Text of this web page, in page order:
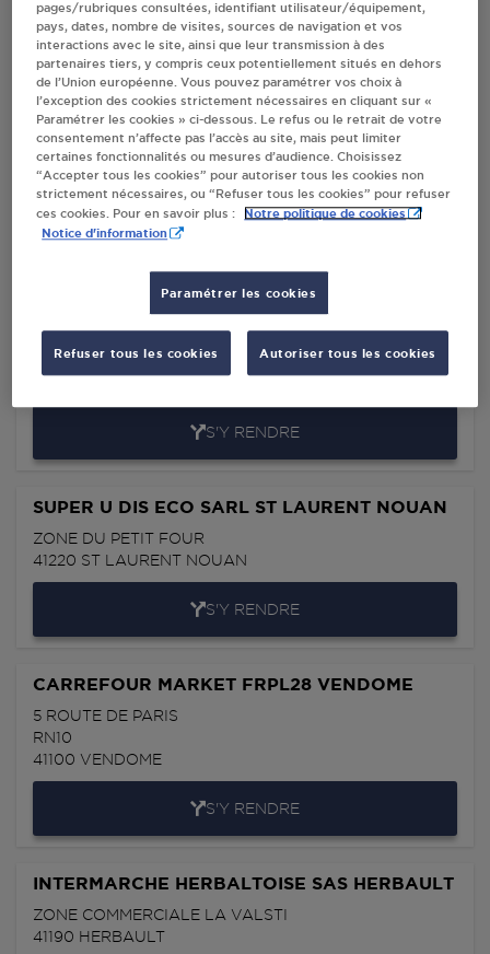
41000VILLEBAROU
S'Y RENDRE
PROXI SERVICE BOUDENB LAHCEN ST
AMAND LONGPRE
3 RUE RONSARD
ST AMAND LONGPRE
SUPER U - BELORDIS MER
53 ROUTE NATIONALE
S'Y RENDRE
SUPER U DIS ECO SARL ST LAURENT NOUAN
ZONE DU PETIT FOUR
41220 ST LAURENT NOUAN
S'Y RENDRE
CARREFOUR MARKET FRPL28 VENDOME
5 ROUTE DE PARIS
RN10
41100 VENDOME
S'Y RENDRE
INTERMARCHE HERBALTOISE SAS HERBAULT
ZONE COMMERCIALE LA VALSTI
41190 HERBAULT
pages/rubriques consultées, identifiant utilisateur/équipement,
pays, dates, nombre de visites, sources de navigation et vos
interactions avec le site, ainsi que leur transmission à des
partenaires tiers, y compris ceux potentiellement situés en dehors
de l’Union européenne. Vous pouvez paramétrer vos choix à
l’exception des cookies strictement nécessaires en cliquant sur «
Paramétrer les cookies » ci-dessous. Le refus ou le retrait de votre
consentement n’affecte pas l’accès au site, mais peut limiter
certaines fonctionnalités ou mesures d’audience. Choisissez
“Accepter tous les cookies” pour autoriser tous les cookies non
strictement nécessaires, ou “Refuser tous les cookies” pour refuser
ces cookies. Pour en savoir plus :
Notre politique de cookies
Notice d'information
Paramétrer les cookies
Refuser tous les cookies Autoriser tous les cookies